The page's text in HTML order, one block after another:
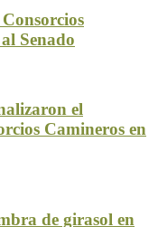
Senado
el
Camineros en
de girasol en